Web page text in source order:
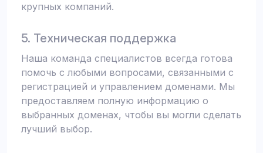
крупных компаний.
5. Техническая поддержка
Наша команда специалистов всегда готова
помочь с любыми вопросами, связанными с
регистрацией и управлением доменами. Мы
предоставляем полную информацию о
выбранных доменах, чтобы вы могли сделать
лучший выбор.